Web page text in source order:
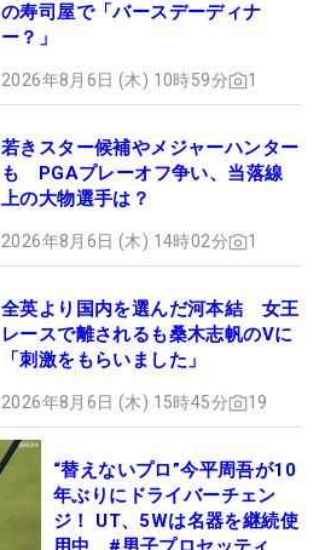
の寿司屋で「バースデーディナ
ー？」
2026年8月6日 (木) 10時59分 1
若きスター候補やメジャーハンター
も PGAプレーオフ争い、当落線
上の大物選手は？
2026年8月6日 (木) 14時02分 1
全英より国内を選んだ河本結 女王
レースで離されるも桑木志帆のVに
「刺激をもらいました」
2026年8月6日 (木) 15時45分 19
“替えないプロ”今平周吾が10
年ぶりにドライバーチェン
ジ！ UT、5Wは名器を継続使